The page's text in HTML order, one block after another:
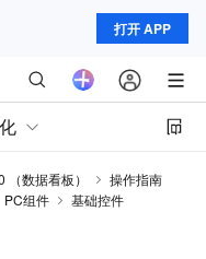
打开 APP
数据看板）
操作指南
PC组件
基础控件